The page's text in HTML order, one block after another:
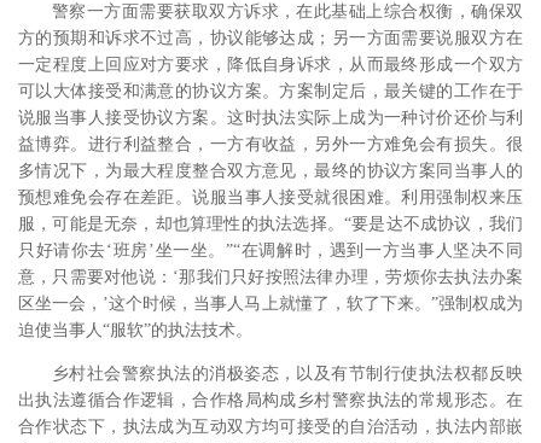
警察一方面需要获取双方诉求，在此基础上综合权衡，确保双
方的预期和诉求不过高，协议能够达成；另一方面需要说服双方在
一定程度上回应对方要求，降低自身诉求，从而最终形成一个双方
可以大体接受和满意的协议方案。方案制定后，最关键的工作在于
说服当事人接受协议方案。这时执法实际上成为一种讨价还价与利
益博弈。进行利益整合，一方有收益，另外一方难免会有损失。很
多情况下，为最大程度整合双方意见，最终的协议方案同当事人的
预想难免会存在差距。说服当事人接受就很困难。利用强制权来压
服，可能是无奈，却也算理性的执法选择。“要是达不成协议，我们
只好请你去‘班房’坐一坐。”“在调解时，遇到一方当事人坚决不同
意，只需要对他说：‘那我们只好按照法律办理，劳烦你去执法办案
区坐一会，’这个时候，当事人马上就懂了，软了下来。”强制权成为
迫使当事人“服软”的执法技术。
乡村社会警察执法的消极姿态，以及有节制行使执法权都反映
出执法遵循合作逻辑，合作格局构成乡村警察执法的常规形态。在
合作状态下，执法成为互动双方均可接受的自治活动，执法内部嵌